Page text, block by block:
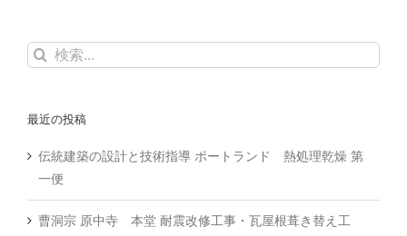
検
最近の投稿
伝統建築の設計と技術指導 ポートランド 熱処理乾燥 第
一便
曹洞宗 原中寺 本堂 耐震改修工事・瓦屋根葺き替え工